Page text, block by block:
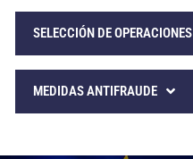
SELECCIÓN DE OPERACIONES
MEDIDAS ANTIFRAUDE